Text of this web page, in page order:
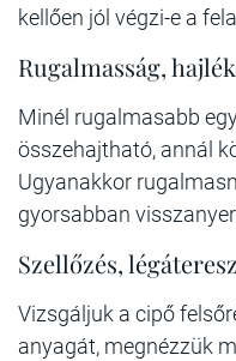
kellően jól végzi-e a
Rugalmasság,
Minél rugalmasabb
összehajtható, annál
Ugyanakkor
gyorsabban
Szellőzés,
Vizsgáljuk a cipő
anyagát, megnézzük